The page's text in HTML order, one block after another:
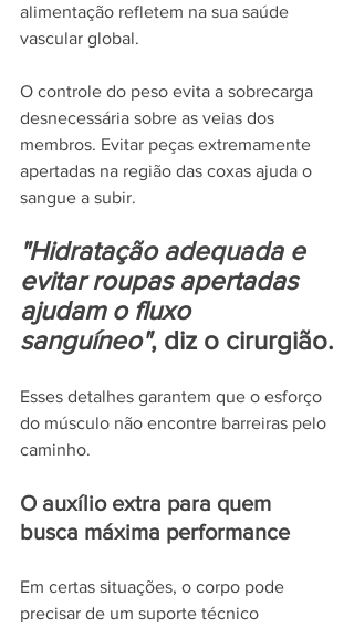
alimentação refletem na sua saúde
vascular global.
O controle do peso evita a sobrecarga
desnecessária sobre as veias dos
membros. Evitar peças extremamente
apertadas na região das coxas ajuda o
sangue a subir.
"Hidratação adequada e
evitar roupas apertadas
ajudam o fluxo
sanguíneo", diz o cirurgião.
Esses detalhes garantem que o esforço
do músculo não encontre barreiras pelo
caminho.
O auxílio extra para quem
busca máxima performance
Em certas situações, o corpo pode
precisar de um suporte técnico